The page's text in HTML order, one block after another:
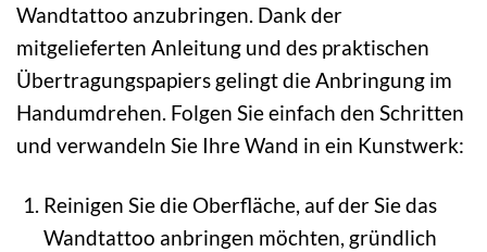
Wandtattoo anzubringen. Dank der
mitgelieferten Anleitung und des praktischen
Übertragungspapiers gelingt die Anbringung im
Handumdrehen. Folgen Sie einfach den Schritten
und verwandeln Sie Ihre Wand in ein Kunstwerk:
Reinigen Sie die Oberfläche, auf der Sie das
Wandtattoo anbringen möchten, gründlich